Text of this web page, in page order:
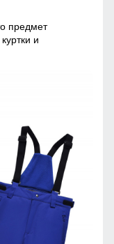
предмет
и